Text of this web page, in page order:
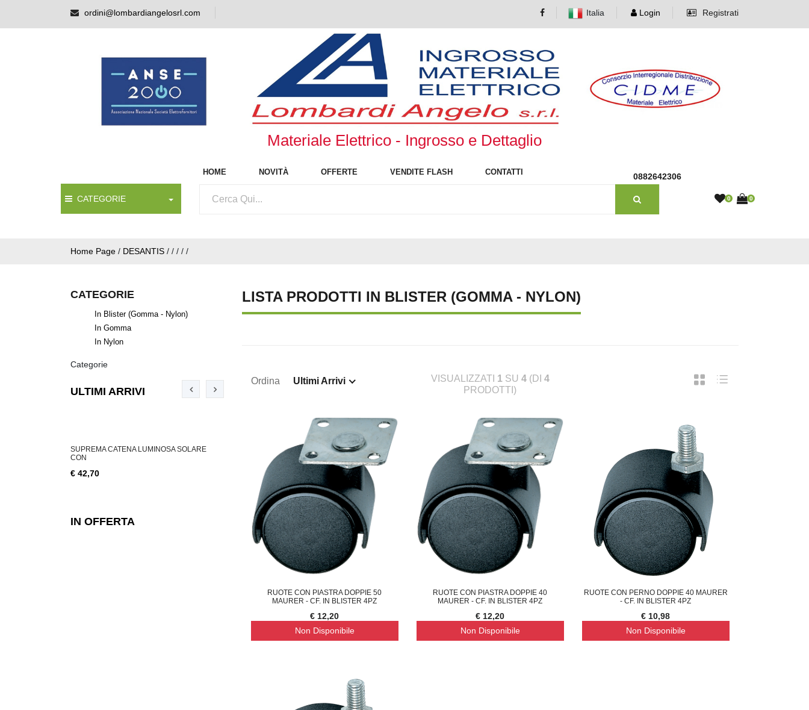
ordini@lombardiangelosrl.com Italia Login Registrati
Materiale Elettrico - Ingrosso e Dettaglio
HOME NOVITÀ OFFERTE VENDITE FLASH CONTATTI 0882642306
CATEGORIE 0 0
Home Page / DESANTIS / / / / /
CATEGORIE
In Blister (gomma - Nylon)
In Gomma
In Nylon
Categorie
ULTIMI ARRIVI
SUPREMA CATENA LUMINOSA SOLARE
CON
€ 42,70
SUPREMA CATENA LUMINOSA SOLARE, 10 SUPREMA CATENA LUMINOSA SOLARE, 20
€ 23,46
SUPREMA CATENA LUMINOSA SOLARE, 40
€ 37,43
SUPREMA LAMPADA A FILAMENTO
€ 18,49
IN OFFERTA
LISTA PRODOTTI IN BLISTER (GOMMA - NYLON)
Ordina Ultimi Arrivi VISUALIZZATI 1 SU 4(DI 4
PRODOTTI)
RUOTE CON PIASTRA DOPPIE 50
MAURER - CF. IN BLISTER 4PZ
€ 12,20
Non Disponibile
RUOTE CON PIASTRA DOPPIE 40
MAURER - CF. IN BLISTER 4PZ
€ 12,20
Non Disponibile
RUOTE CON PERNO DOPPIE 40 MAURER
- CF. IN BLISTER 4PZ
€ 10,98
Non Disponibile